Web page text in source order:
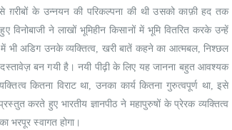
ग़रीबों के उन्नयन की परिकल्पना की थी उसको काफ़ी हद तक
विनोबाजी ने लाखों भूमिहीन किसानों में भूमि वितरित करके उन्हें
में भी अडिग उनके व्यक्तित्व, खरी बातें कहने का आत्मबल, निश्छल
बन गयी है। नयी पीढ़ी के लिए यह जानना बहुत आवश्यक
कितना विराट था, उनका कार्य कितना गुरुत्वपूर्ण था, इसे
करते हुए भारतीय ज्ञानपीठ ने महापुरुषों के प्रेरक व्यक्तित्व
भरपूर स्वागत होगा।